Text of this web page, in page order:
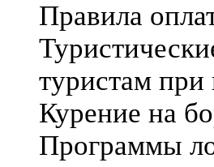
Правила
туристам
Курение на
Программы